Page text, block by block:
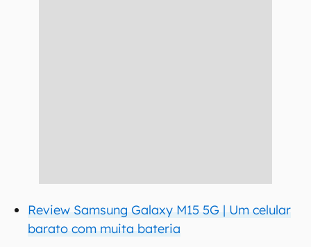
Review Samsung Galaxy M15 5G | Um celular
barato com muita bateria